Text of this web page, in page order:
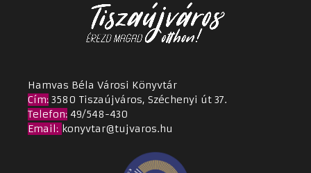
Hamvas Béla Városi Könyvtár
Cím: 3580 Tiszaújváros, Széchenyi út 37.
Telefon: 49/548-430
Email: konyvtar@tujvaros.hu